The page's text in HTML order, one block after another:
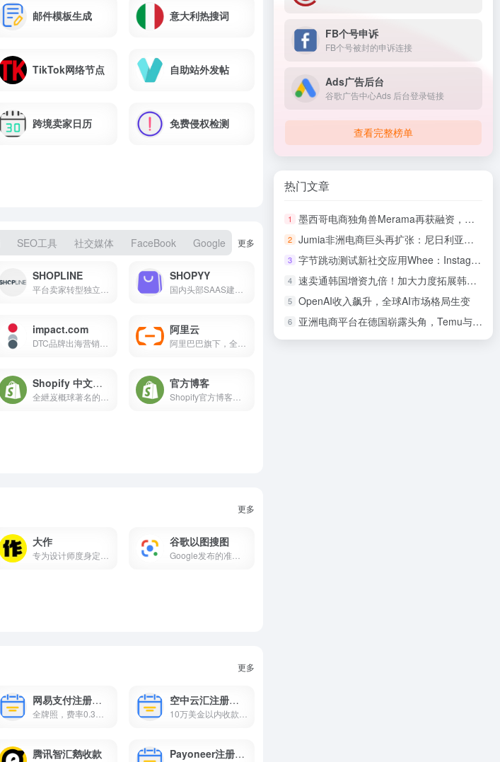
邮件模板生成 意大利热搜词
TikTok网络节点 自助站外发帖
跨境卖家日历 免费侵权检测
SEO工具 社交媒体 FaceBook Google 更多
SHOPLINE SHOPYY
impact.com 阿里云
Shopify 中文官网 官方博客
更多
大作 谷歌以图搜图
更多
网易支付注册教程 空中云汇注册教程
腾讯智汇鹅收款 Payoneer注册教程
FB个号申诉
FB个号被封的申诉连接
Ads广告后台
谷歌广告中心Ads 后台登录链接
查看完整榜单
热门文章
1 墨西哥电商独角兽Merama再获融资，迈向行业新高度
2 Jumia非洲电商巨头再扩张：尼日利亚与摩洛哥新仓库助力业务腾飞
3 字节跳动测试新社交应用Whee：Instagram的潜在竞争对手
4 速卖通韩国增资九倍！加大力度拓展韩国业务
5 OpenAI收入飙升，全球AI市场格局生变
6 亚洲电商平台在德国崭露头角，Temu与Shein引领风潮